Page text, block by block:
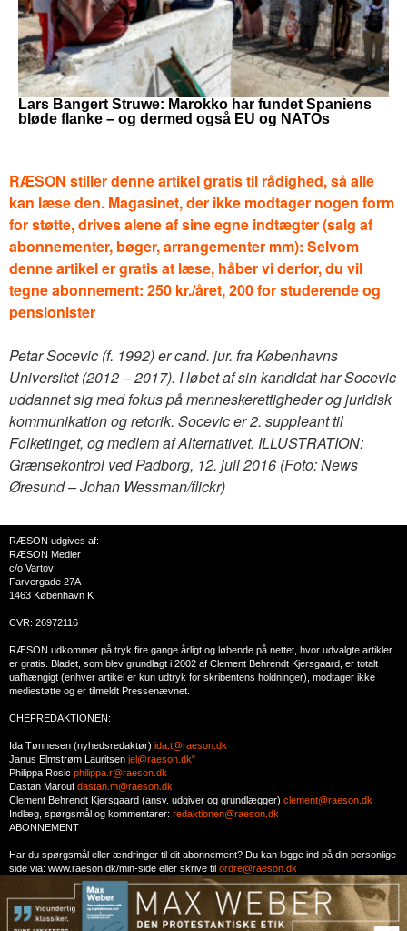
Lars Bangert Struwe: Marokko har fundet Spaniens
bløde flanke – og dermed også EU og NATOs
RÆSON stiller denne artikel gratis til rådighed, så alle
kan læse den. Magasinet, der ikke modtager nogen form
for støtte, drives alene af sine egne indtægter (salg af
abonnementer, bøger, arrangementer mm): Selvom
denne artikel er gratis at læse, håber vi derfor, du vil
tegne abonnement: 250 kr./året, 200 for studerende og
pensionister
Petar Socevic (f. 1992) er cand. jur. fra Københavns
Universitet (2012 – 2017). I løbet af sin kandidat har Socevic
uddannet sig med fokus på menneskerettigheder og juridisk
kommunikation og retorik. Socevic er 2. suppleant til
Folketinget, og medlem af Alternativet. ILLUSTRATION:
Grænsekontrol ved Padborg, 12. juli 2016 (Foto: News
Øresund – Johan Wessman/flickr)
RÆSON udgives af:
RÆSON Medier
c/o Vartov
Farvergade 27A
1463 København K
CVR: 26972116
RÆSON udkommer på tryk fire gange årligt og løbende på nettet, hvor udvalgte artikler
er gratis. Bladet, som blev grundlagt i 2002 af Clement Behrendt Kjersgaard, er totalt
uafhængigt (enhver artikel er kun udtryk for skribentens holdninger), modtager ikke
mediestøtte og er tilmeldt Pressenævnet.
CHEFREDAKTIONEN:
Ida Tønnesen (nyhedsredaktør) ida.t@raeson.dk
Janus Elmstrøm Lauritsen jel@raeson.dk"
Philippa Rosic philippa.r@raeson.dk
Dastan Marouf dastan.m@raeson.dk
Clement Behrendt Kjersgaard (ansv. udgiver og grundlægger) clement@raeson.dk
Indlæg, spørgsmål og kommentarer: redaktionen@raeson.dk
ABONNEMENT
Har du spørgsmål eller ændringer til dit abonnement? Du kan logge ind på din personlige
side via: www.raeson.dk/min-side eller skrive til ordre@raeson.dk